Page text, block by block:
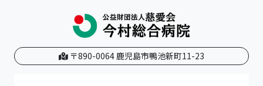
〒890-0064 鹿児島市鴨池新町11-23